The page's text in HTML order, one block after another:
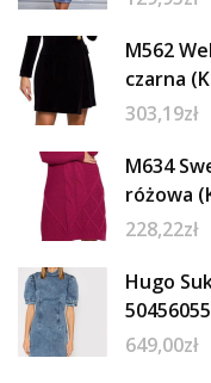
M562
czarna
303,19zł
M634
różowa
228,22zł
Hugo
649,00zł